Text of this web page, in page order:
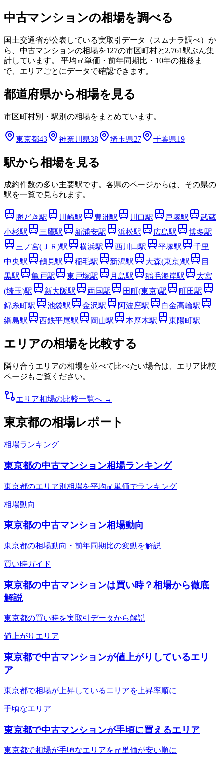
中古マンションの相場を調べる
国土交通省が公表している実取引データ（スムナラ調べ）か
ら、中古マンションの相場を127の市区町村と 2,761駅ぶん集
計しています。 平均㎡単価・前年同期比・10年の推移ま
で、エリアごとにデータで確認できます。
都道府県から相場を見る
市区町村別・駅別の相場をまとめています。
東京都43 神奈川県38 埼玉県27 千葉県19
駅から相場を見る
成約件数の多い主要駅です。各県のページからは、その県の
駅を一覧で見られます。
勝どき駅 川崎駅 豊洲駅 川口駅 戸塚駅
武蔵
小杉駅 三鷹駅 新浦安駅 浜松駅 広島駅 博多駅
三ノ宮(ＪＲ)駅 横浜駅 西川口駅 平塚駅
千里
中央駅 鶴見駅 稲毛駅 新潟駅 大森(東京)駅
目
黒駅 亀戸駅 東戸塚駅 月島駅 稲毛海岸駅
大宮
(埼玉)駅 新大阪駅 両国駅 田町(東京)駅 町田駅
錦糸町駅 池袋駅 金沢駅 阿波座駅 白金高輪駅
綱島駅 西鉄平尾駅 岡山駅 本厚木駅 東陽町駅
エリアの相場を比較する
隣り合うエリアの相場を並べて比べたい場合は、エリア比較
ページもご覧ください。
エリア相場の比較一覧へ →
東京都の相場レポート
相場ランキング
東京都の中古マンション相場ランキング
東京都のエリア別相場を平均㎡単価でランキング
相場動向
東京都の中古マンション相場動向
東京都の相場動向・前年同期比の変動を解説
買い時ガイド
東京都の中古マンションは買い時？相場から徹底
解説
東京都の買い時を実取引データから解説
値上がりエリア
東京都で中古マンションが値上がりしているエリ
ア
東京都で相場が上昇しているエリアを上昇率順に
手頃なエリア
東京都で中古マンションが手頃に買えるエリア
東京都で相場が手頃なエリアを㎡単価が安い順に